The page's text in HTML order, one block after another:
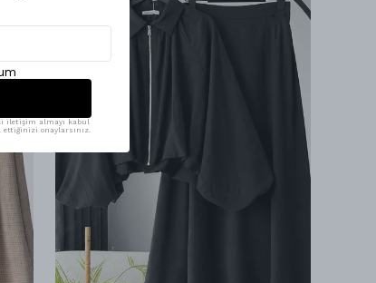
iletişim almayı kabul
onaylarsınız.